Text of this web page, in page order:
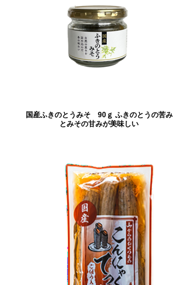
国産ふきのとうみそ 90ｇ ふきのとうの苦み
とみその甘みが美味しい